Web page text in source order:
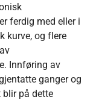
ferdig med eller i
kurve, og flere
Innføring av
ganger og
på dette